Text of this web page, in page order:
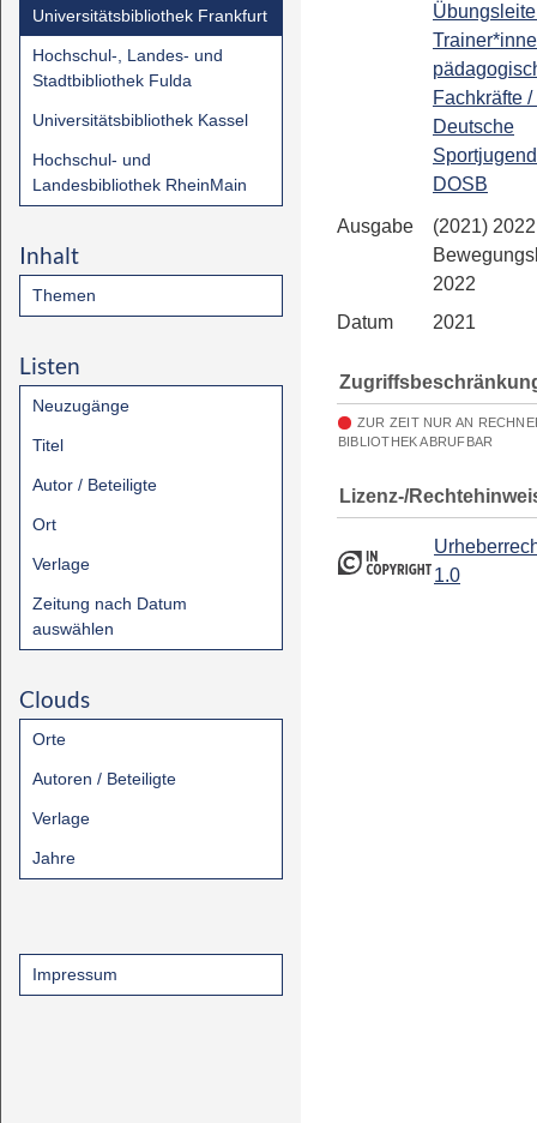
Universitätsbibliothek Frankfurt
Hochschul-, Landes- und
Stadtbibliothek Fulda
Universitätsbibliothek Kassel
Hochschul- und
Landesbibliothek RheinMain
Inhalt
Themen
Listen
Neuzugänge
Titel
Autor / Beteiligte
Ort
Verlage
Zeitung nach Datum
auswählen
Clouds
Orte
Autoren / Beteiligte
Verlage
Jahre
Impressum
Fachkräfte /
Deutsche
DOSB
Ausgabe
(2021)
2022
Datum
2021
ZUR ZEIT NUR AN
BIBLIOTHEK ABRUFBAR
Lizenz-/
1.0